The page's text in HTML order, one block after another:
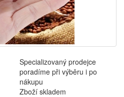
Specializovaný prodejce
poradíme při výběru i po
nákupu
Zboží skladem